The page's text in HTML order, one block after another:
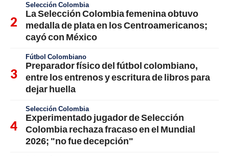
Selección Colombia
La Selección Colombia femenina obtuvo
medalla de plata en los Centroamericanos;
cayó con México
Fútbol Colombiano
Preparador físico del fútbol colombiano,
entre los entrenos y escritura de libros para
dejar huella
Selección Colombia
Experimentado jugador de Selección
Colombia rechaza fracaso en el Mundial
2026; "no fue decepción"